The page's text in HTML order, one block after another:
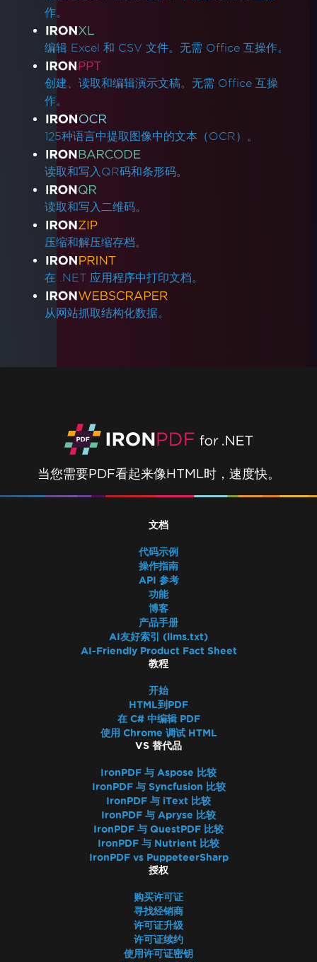
作。
编辑 Excel 和 CSV 文件。无需 Office 互操作。
创建、读取和编辑演示文稿。无需 Office 互操
作。
125种语言中提取图像中的文本（OCR）。
读取和写入QR码和条形码。
读取和写入二维码。
压缩和解压缩存档。
在 .NET 应用程序中打印文档。
从网站抓取结构化数据。
当您需要PDF看起来像HTML时，速度快。
文档
代码示例
操作指南
API 参考
功能
博客
产品手册
AI友好索引 (llms.txt)
AI-Friendly Product Fact Sheet
教程
开始
HTML到PDF
在 C# 中编辑 PDF
使用 Chrome 调试 HTML
VS 替代品
IronPDF 与 Aspose 比较
IronPDF 与 Syncfusion 比较
IronPDF 与 iText 比较
IronPDF 与 Apryse 比较
IronPDF 与 QuestPDF 比较
IronPDF 与 Nutrient 比较
IronPDF vs PuppeteerSharp
授权
购买许可证
寻找经销商
许可证升级
许可证续约
使用许可证密钥